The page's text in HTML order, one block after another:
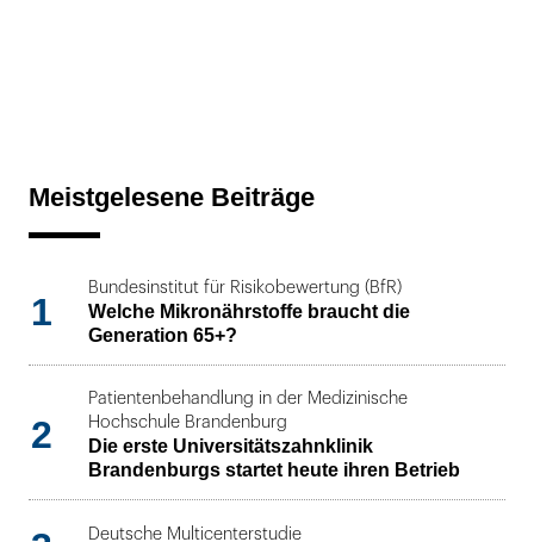
Meistgelesene Beiträge
1
Bundesinstitut für Risikobewertung (BfR)
Welche Mikronährstoffe braucht die
Generation 65+?
2
Patientenbehandlung in der Medizinische
Hochschule Brandenburg
Die erste Universitätszahnklinik
Brandenburgs startet heute ihren Betrieb
Deutsche Multicenterstudie